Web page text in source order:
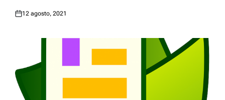
Posted
12 agosto, 2021